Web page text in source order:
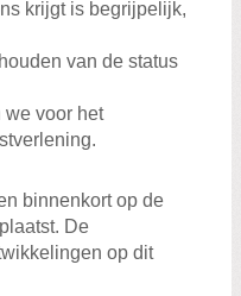
krijgt is begrijpelijk,
van de status
we voor het
binnenkort op de
De
op dit